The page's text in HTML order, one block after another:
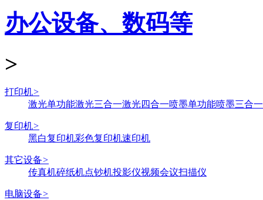
办公设备、数码等
>
打印机>
激光单功能激光三合一激光四合一喷墨单功能喷墨三合一
复印机>
黑白复印机彩色复印机速印机
其它设备>
传真机碎纸机点钞机投影仪视频会议扫描仪
电脑设备>